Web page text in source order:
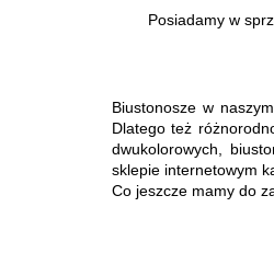
Posiadamy w
Biustonosze w
Dlatego też
dwukolorowych,
sklepie internetowym
Co jeszcze mamy do